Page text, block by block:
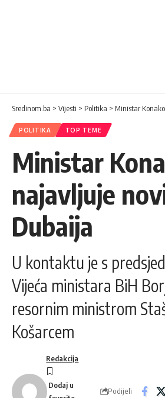
Sredinom.ba > Vijesti > Politika > Ministar
POLITIKA TOP TEME
Ministar
najavljuje
Dubaija
U kontaktu je s
Vijeća ministara BiH
resornim ministrom
Košarcem
Redakcija
Podijeli